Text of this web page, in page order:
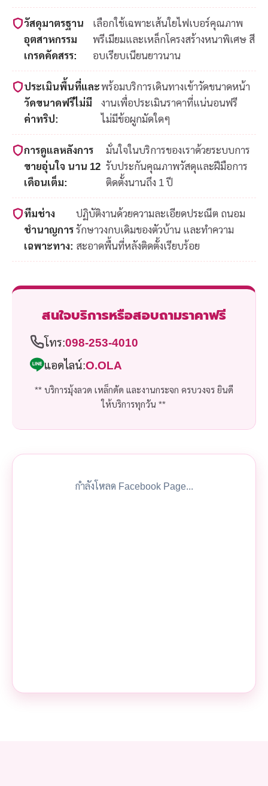
วัสดุมาตรฐาน
อุตสาหกรรม
เกรดคัดสรร:
เลือกใช้เฉพาะเส้นใยไฟเบอร์คุณภาพ
พรีเมียมและเหล็กโครงสร้างหนาพิเศษ สี
อบเรียบเนียนยาวนาน
ประเมินพื้นที่และ
วัดขนาดฟรีไม่มี
ค่าทริป:
พร้อมบริการเดินทางเข้าวัดขนาดหน้า
งานเพื่อประเมินราคาที่แน่นอนฟรี
ไม่มีข้อผูกมัดใดๆ
การดูแลหลังการ
ขายอุ่นใจ นาน 12
เดือนเต็ม:
มั่นใจในบริการของเราด้วยระบบการ
รับประกันคุณภาพวัสดุและฝีมือการ
ติดตั้งนานถึง 1 ปี
ทีมช่าง
ชำนาญการ
เฉพาะทาง:
ปฏิบัติงานด้วยความละเอียดประณีต ถนอม
รักษาวงกบเดิมของตัวบ้าน และทำความ
สะอาดพื้นที่หลังติดตั้งเรียบร้อย
สนใจบริการหรือสอบถามราคาฟรี
โทร:098-253-4010
แอดไลน์:O.OLA
** บริการมุ้งลวด เหล็กดัด และงานกระจก ครบวงจร ยินดี
ให้บริการทุกวัน **
กำลังโหลด Facebook Page...